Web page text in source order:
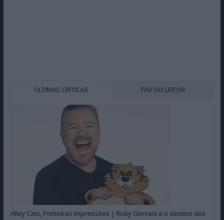
ÚLTIMAS CRÍTICAS FAV DO LEITOR
Alley Cats, Primeiras Impressões | Ricky Gervais e o destino dos